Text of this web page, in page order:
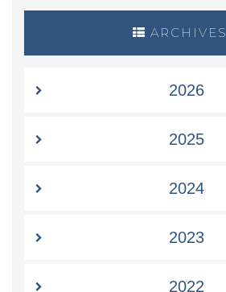
ARCHIVES
2026
2025
2024
2023
2022